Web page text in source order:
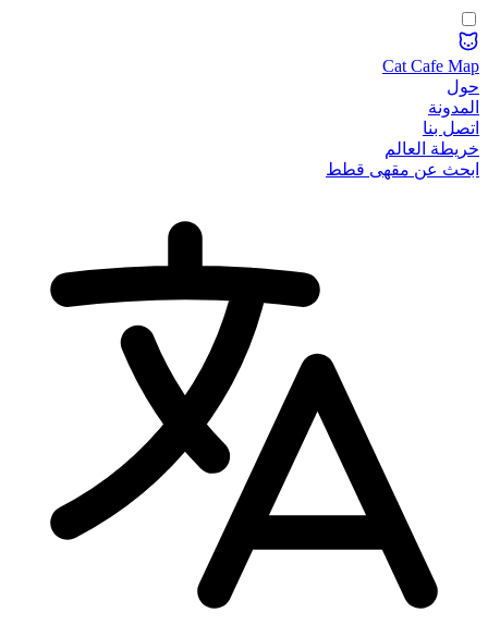
Cat Cafe Map
حول
المدونة
اتصل بنا
خريطة العالم
ابحث عن مقهى قطط